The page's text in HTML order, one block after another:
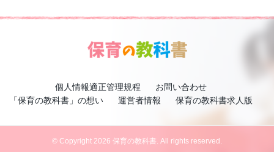
個人情報適正管理規程
お問い合わせ
「保育の教科書」の想い
運営者情報 保育の教科書求人版
© Copyright 2026 保育の教科書. All rights reserved.